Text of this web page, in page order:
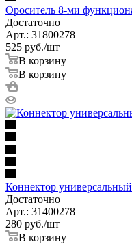
Ороситель 8-ми
Достаточно
Арт.: 31800278
525 руб./шт
В корзину
В корзину
Коннектор
Достаточно
Арт.: 31400278
280 руб./шт
В корзину